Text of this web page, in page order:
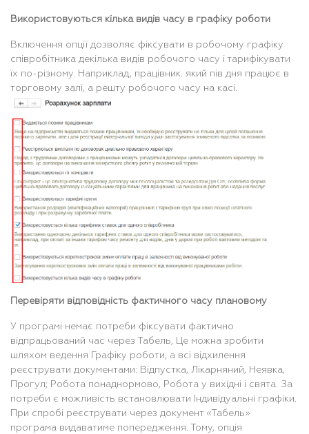
Використовуються кілька видів часу в графіку роботи
Включення опції дозволяє фіксувати в робочому графіку
співробітника декілька видів робочого часу і тарифікувати
їх по-різному. Наприклад, працівник. який пів дня працює в
торговому залі, а решту робочого часу на касі.
Перевіряти відповідність фактичного часу плановому
У програмі немає потреби фіксувати фактично
відпрацьований час через Табель, Це можна зробити
шляхом ведення Графіку роботи, а всі відхилення
реєструвати документами: Відпустка, Лікарняний, Неявка,
Прогул; Робота понаднормово, Робота у вихідні і свята. За
потреби є можливість встановлювати Індивідуальні графіки.
При спробі реєструвати через документ «Табель»
програма видаватиме попередження. Тому, опція